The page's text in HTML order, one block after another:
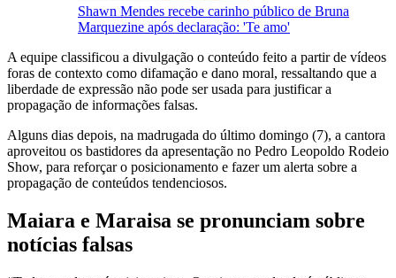
Shawn Mendes recebe carinho público de Bruna
Marquezine após declaração: 'Te amo'
A equipe classificou a divulgação o conteúdo feito a partir de vídeos
foras de contexto como difamação e dano moral, ressaltando que a
liberdade de expressão não pode ser usada para justificar a
propagação de informações falsas.
Alguns dias depois, na madrugada do último domingo (7), a cantora
aproveitou os bastidores da apresentação no Pedro Leopoldo Rodeio
Show, para reforçar o posicionamento e fazer um alerta sobre a
propagação de conteúdos tendenciosos.
Maiara e Maraisa se pronunciam sobre
notícias falsas